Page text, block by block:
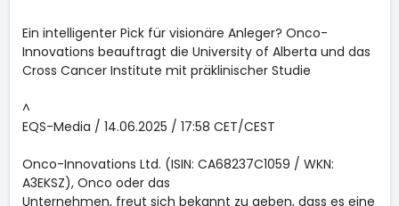
Ein intelligenter Pick für visionäre Anleger? Onco-
Innovations beauftragt die University of Alberta und das
Cross Cancer Institute mit präklinischer Studie
^
EQS-Media / 14.06.2025 / 17:58 CET/CEST
Onco-Innovations Ltd. (ISIN: CA68237C1059 / WKN:
A3EKSZ), Onco oder das
Unternehmen, freut sich bekannt zu geben, dass es eine